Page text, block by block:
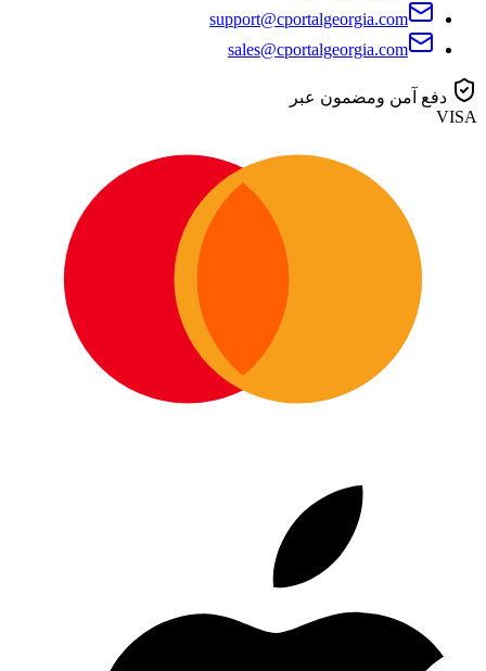
support@cportalgeorgia.com
sales@cportalgeorgia.com
دفع آمن ومضمون عبر
VISA